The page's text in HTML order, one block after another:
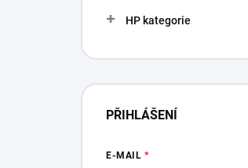
HP kategorie
PŘIHLÁŠENÍ
E-MAIL